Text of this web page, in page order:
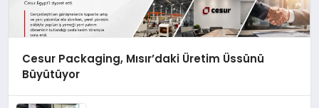
Cesur Packaging, Mısır’daki Üretim Üssünü
Büyütüyor